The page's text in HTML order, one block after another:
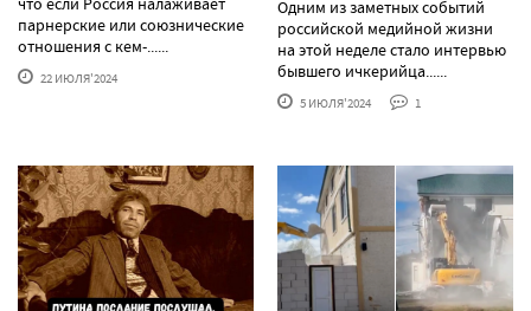
парнерские или союзнические
отношения с кем-......
22 ИЮЛЯ'2024
Одним из заметных событий
российской медийной жизни
на этой неделе стало интервью
бывшего ичкерийца......
5 ИЮЛЯ'2024 1